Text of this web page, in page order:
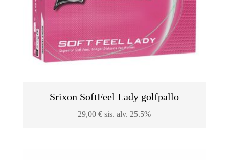
Srixon SoftFeel Lady golfpallo
29,00€ sis. alv. 25.5%